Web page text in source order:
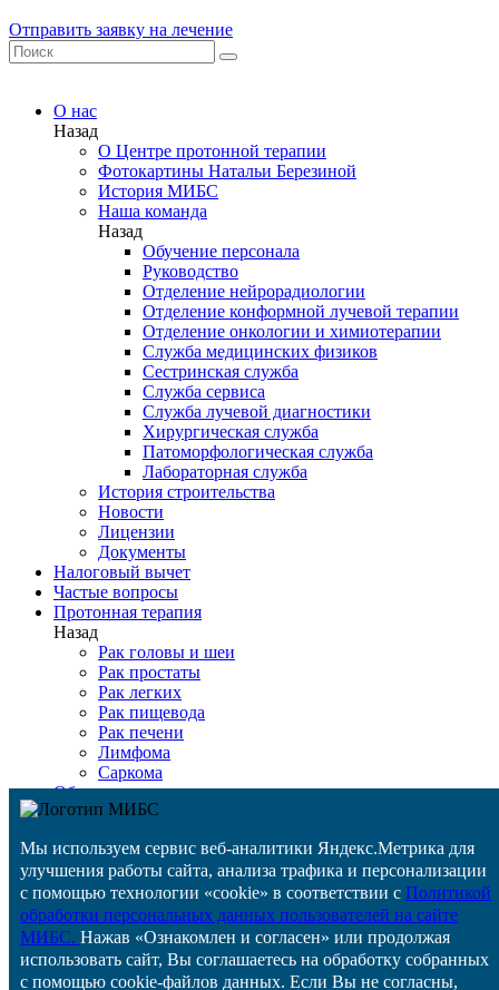
Отправить заявку на лечение
О нас
Назад
О Центре протонной терапии
Фотокартины Натальи Березиной
История МИБС
Наша команда
Назад
Обучение персонала
Руководство
Отделение нейрорадиологии
Отделение конформной лучевой терапии
Отделение онкологии и химиотерапии
Служба медицинских физиков
Сестринская служба
Служба сервиса
Служба лучевой диагностики
Хирургическая служба
Патоморфологическая служба
Лабораторная служба
История строительства
Новости
Лицензии
Документы
Налоговый вычет
Частые вопросы
Протонная терапия
Назад
Рак головы и шеи
Рак простаты
Рак легких
Рак пищевода
Рак печени
Лимфома
Саркома
Оборудование
Детская онкология
Цены
ВМП
Задать вопрос
Специалистам
Контакты
Отзывы
Мы используем сервис веб-аналитики Яндекс.Метрика для
улучшения работы сайта, анализа трафика и персонализации
с помощью технологии «cookie» в соответствии с Политикой
обработки персональных данных пользователей на сайте
МИБС. Нажав «Ознакомлен и согласен» или продолжая
использовать сайт, Вы соглашаетесь на обработку собранных
с помощью cookie-файлов данных. Если Вы не согласны,